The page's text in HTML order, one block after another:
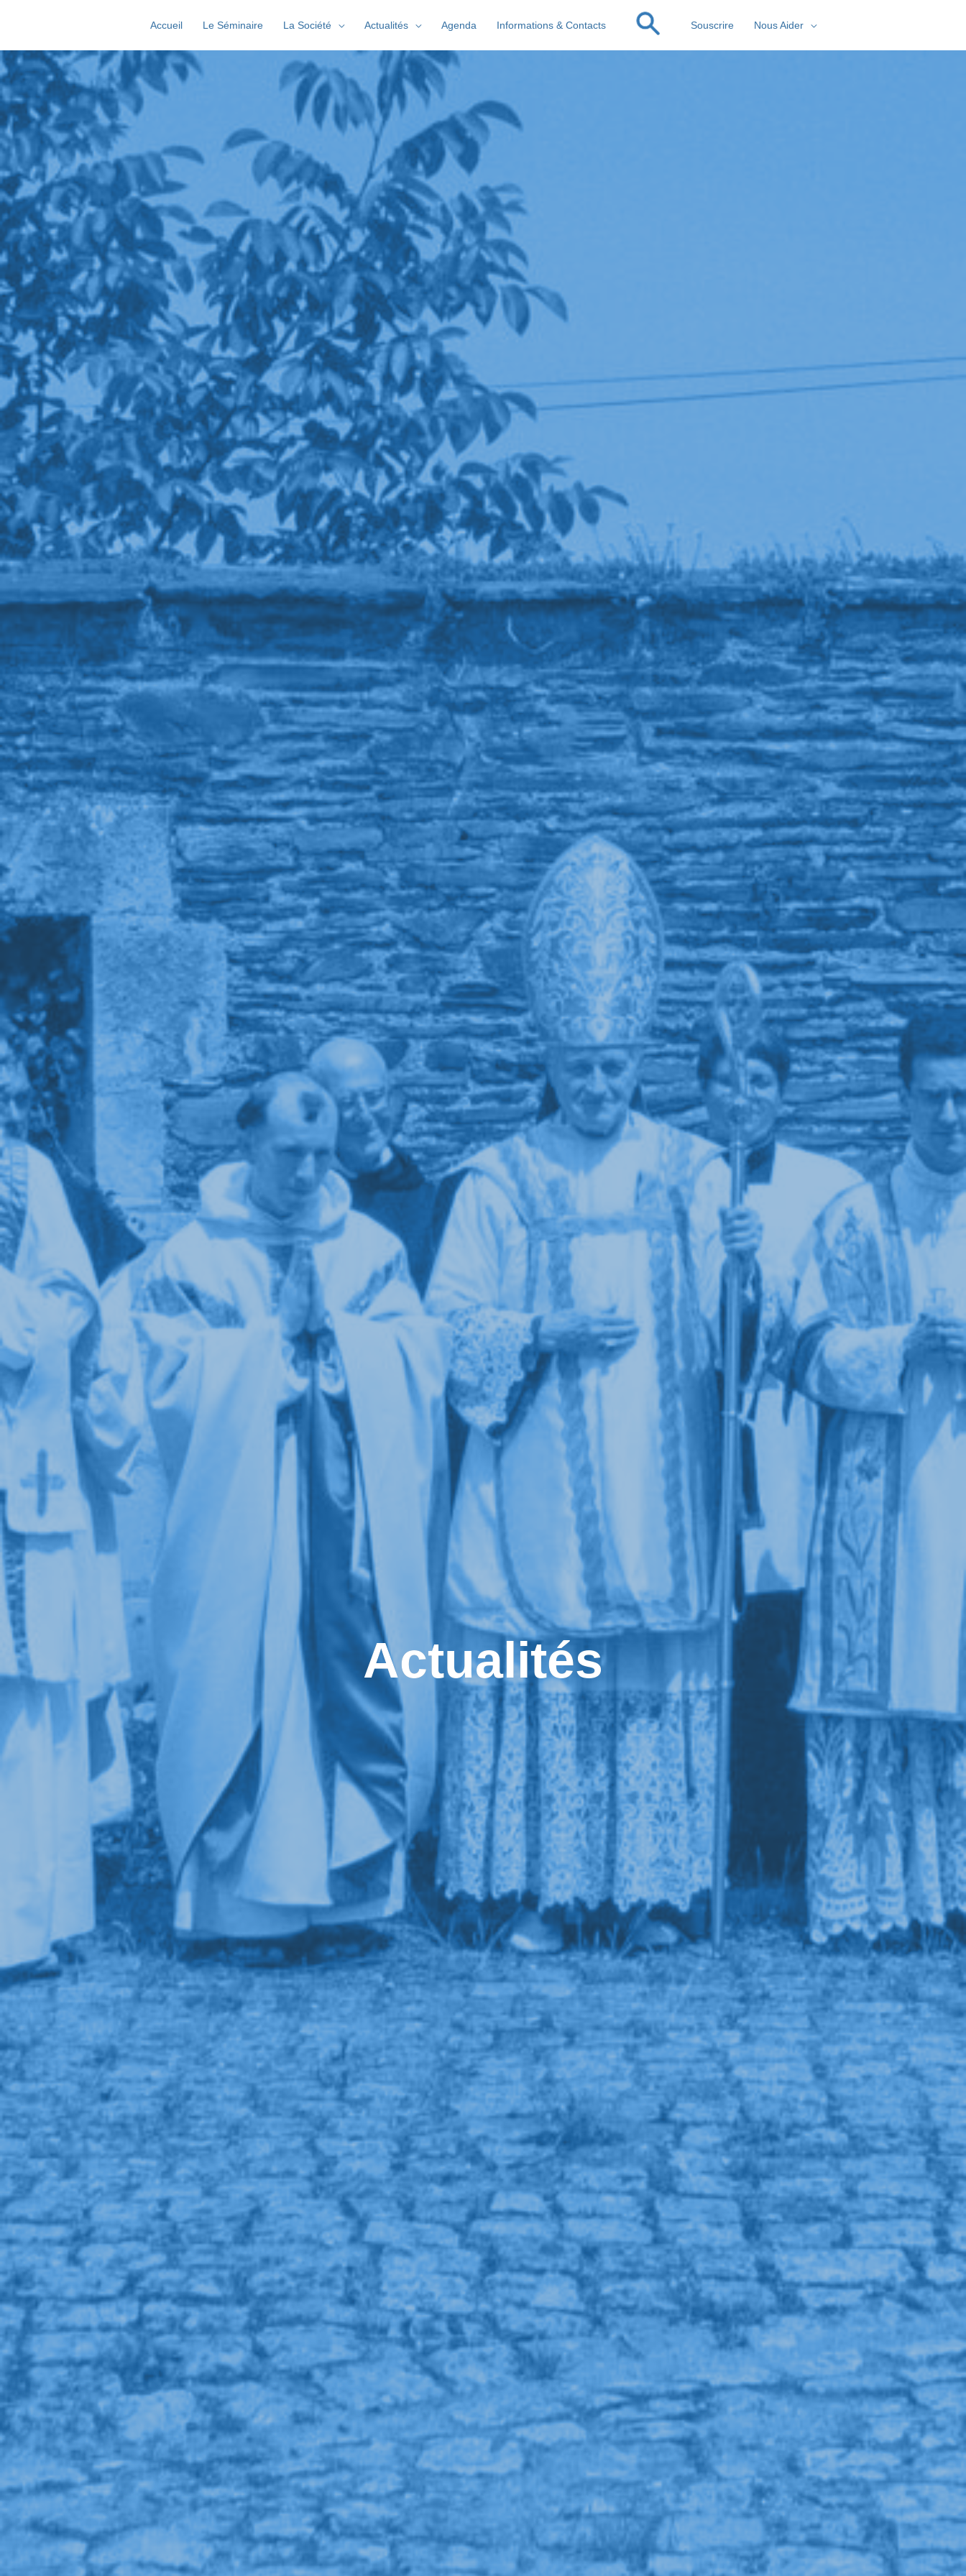
Accueil Le Séminaire La Société Actualités Agenda Informations & Contacts Souscrire Nous Aider
Actualités